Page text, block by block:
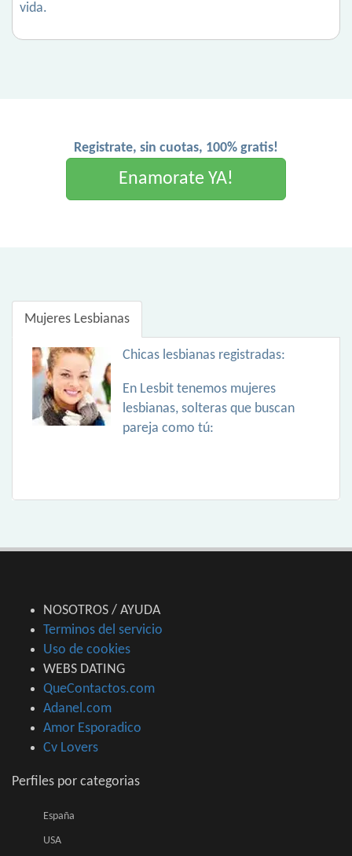
vida.
Registrate, sin cuotas, 100% gratis!
Enamorate YA!
Mujeres Lesbianas
Chicas lesbianas registradas:
En Lesbit tenemos mujeres
lesbianas, solteras que buscan
pareja como tú:
NOSOTROS / AYUDA
Terminos del servicio
Uso de cookies
WEBS DATING
QueContactos.com
Adanel.com
Amor Esporadico
Cv Lovers
Perfiles por categorias
España
USA